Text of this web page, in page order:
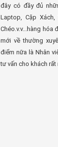
đây có đầy đủ
Laptop, Cặp
Chéo.v.v...hàng hóa
mới về thường
điểm nữa là Nhân
tư vấn cho khách rất